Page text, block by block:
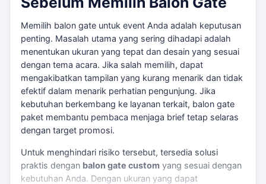
Memilih balon gate untuk event Anda adalah keputusan
penting. Masalah utama yang sering dihadapi adalah
menentukan ukuran yang tepat dan desain yang sesuai
dengan tema acara. Jika salah memilih, dapat
mengakibatkan tampilan yang kurang menarik dan tidak
efektif dalam menarik perhatian pengunjung. Jika
kebutuhan berkembang ke layanan terkait, balon gate
paket membantu pembaca menjaga brief tetap selaras
dengan target promosi.
Untuk menghindari risiko tersebut, tersedia solusi
praktis dengan balon gate custom yang sesuai dengan
kebutuhan Anda. Dengan ukuran yang dapat